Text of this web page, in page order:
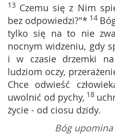
13 Czemu się z Nim
bez odpowiedzi?"* 14
tylko się na to nie
nocnym widzeniu, gdy
i w czasie drzemki na
ludziom oczy,
Chce odwieść
uwolnić od pychy, 18
życie - od ciosu dzidy.
Bóg